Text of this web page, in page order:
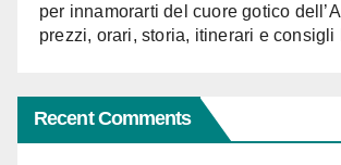
per innamorarti del cuore gotico
prezzi, orari, storia, itinerari e consigli
Recent Comments